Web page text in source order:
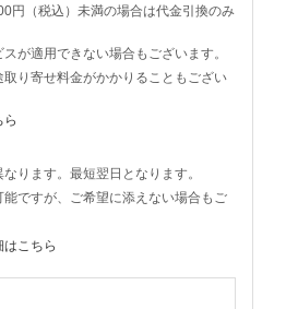
円（税込）未満の場合は代金引換のみ
が適用できない場合もございます。
り寄せ料金がかかりることもござい
ら
ります。最短翌日となります。
ですが、ご希望に添えない場合もご
こちら